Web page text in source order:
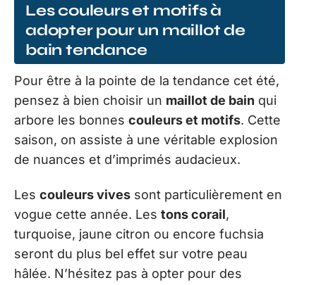
Les couleurs et motifs à
adopter pour un maillot de
bain tendance
Pour être à la pointe de la tendance cet été,
pensez à bien choisir un maillot de bain qui
arbore les bonnes couleurs et motifs. Cette
saison, on assiste à une véritable explosion
de nuances et d’imprimés audacieux.
Les couleurs vives sont particulièrement en
vogue cette année. Les tons corail,
turquoise, jaune citron ou encore fuchsia
seront du plus bel effet sur votre peau
hâlée. N’hésitez pas à opter pour des